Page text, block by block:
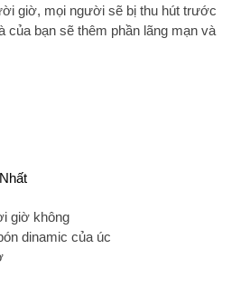
giờ, mọi người sẽ bị thu hút trước
của bạn sẽ thêm phần lãng mạn và
giờ không
dinamic của úc